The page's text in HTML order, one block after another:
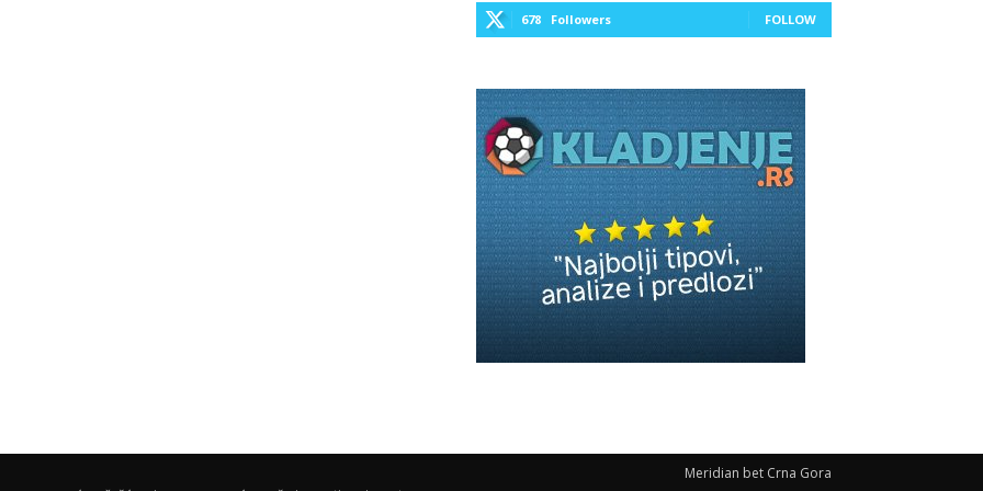
678 Followers FOLLOW
Meridian bet Crna Gora